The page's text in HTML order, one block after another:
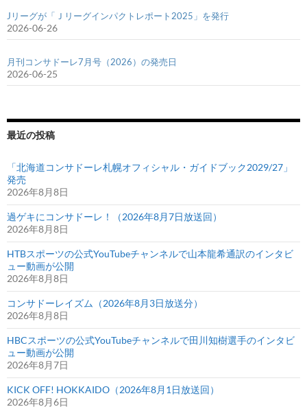
Jリーグが「Ｊリーグインパクトレポート2025」を発行
2026-06-26
月刊コンサドーレ7月号（2026）の発売日
2026-06-25
最近の投稿
「北海道コンサドーレ札幌オフィシャル・ガイドブック2029/27」
発売
2026年8月8日
過ゲキにコンサドーレ！（2026年8月7日放送回）
2026年8月8日
HTBスポーツの公式YouTubeチャンネルで山本龍希通訳のインタビ
ュー動画が公開
2026年8月8日
コンサドーレイズム（2026年8月3日放送分）
2026年8月8日
HBCスポーツの公式YouTubeチャンネルで田川知樹選手のインタビ
ュー動画が公開
2026年8月7日
KICK OFF! HOKKAIDO（2026年8月1日放送回）
2026年8月6日